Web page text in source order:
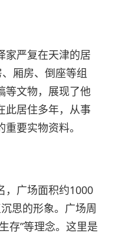
家严复在天津的居
厢房、倒座等组
等文物，展现了他
此居住多年，从事
要实物资料。
，广场面积约1000
思的形象。广场周
存”等理念。这里是